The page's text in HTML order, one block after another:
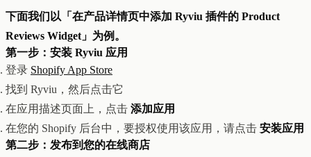
Z1
创意设计与建站
REACH
ANA
达人与联盟营销
全部产品
店铺搭建
付费广告
全部服务
资源
案例
关于
博客
中文 联系我们
下面我们以「在产品详情页中添加 Ryviu 插件的 Product
Reviews Widget」为例。
第一步：安装 Ryviu 应用
登录 Shopify App Store
找到 Ryviu，然后点击它
在应用描述页面上，点击 添加应用
在您的 Shopify 后台中，要授权使用该应用，请点击 安装应用
第二步：发布到您的在线商店